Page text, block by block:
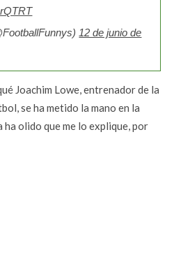
12 de junio de
Joachim Lowe, entrenador de la
se ha metido la mano en la
olido que me lo explique, por